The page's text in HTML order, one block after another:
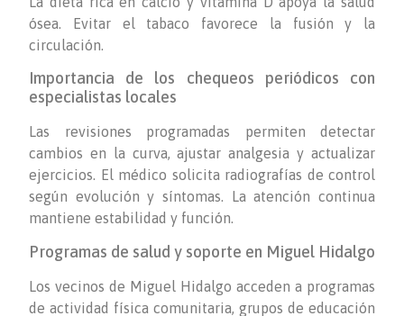
ósea. Evitar el tabaco favorece la fusión y la
circulación.
Importancia de los chequeos periódicos con
especialistas locales
Las revisiones programadas permiten detectar
cambios en la curva, ajustar analgesia y actualizar
ejercicios. El médico solicita radiografías de control
según evolución y síntomas. La atención continua
mantiene estabilidad y función.
Programas de salud y soporte en Miguel Hidalgo
Los vecinos de Miguel Hidalgo acceden a programas
de actividad física comunitaria, grupos de educación